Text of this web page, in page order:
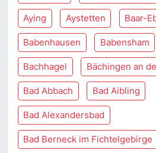
Aying Aystetten Baar-
Babenhausen Babensham
Bachhagel Bächingen an
Bad Abbach Bad Aibling
Bad Alexandersbad
Bad Berneck im Fichtelgebirge